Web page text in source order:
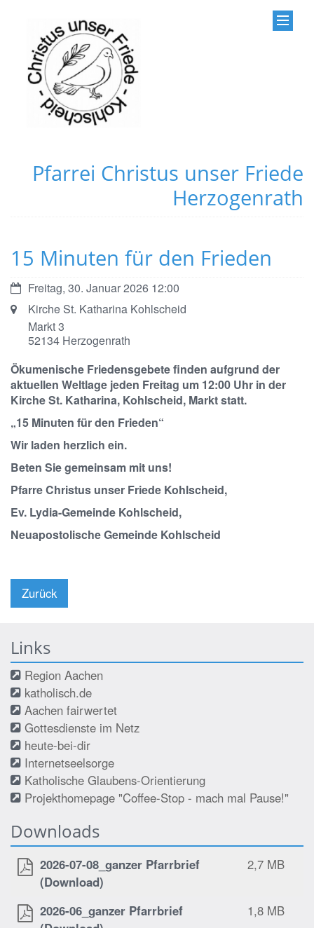
Pfarrei Christus unser Friede
Herzogenrath
15 Minuten für den Frieden
Datum:Freitag, 30. Januar 2026 12:00
Ort: Kirche St. Katharina Kohlscheid
Markt 3
52134 Herzogenrath
Ökumenische Friedensgebete finden aufgrund der
aktuellen Weltlage jeden Freitag um 12:00 Uhr in der
Kirche St. Katharina, Kohlscheid, Markt statt.
„15 Minuten für den Frieden“
Wir laden herzlich ein.
Beten Sie gemeinsam mit uns!
Pfarre Christus unser Friede Kohlscheid,
Ev. Lydia-Gemeinde Kohlscheid,
Neuapostolische Gemeinde Kohlscheid
Zurück
Links
Region Aachen
katholisch.de
Aachen fairwertet
Gottesdienste im Netz
heute-bei-dir
Internetseelsorge
Katholische Glaubens-Orientierung
Projekthomepage "Coffee-Stop - mach mal Pause!"
Downloads
2026-07-08_ganzer Pfarrbrief
(Download)
2,7 MB
2026-06_ganzer Pfarrbrief
1,8 MB